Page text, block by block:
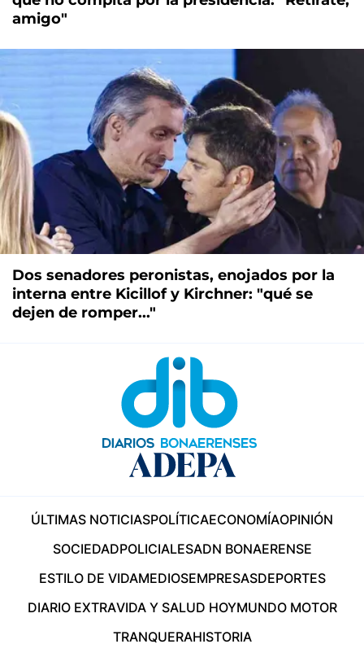
amigo"
Dos senadores peronistas, enojados por la
interna entre Kicillof y Kirchner: "qué se
dejen de romper..."
ÚLTIMAS NOTICIASPOLÍTICAECONOMÍAOPINIÓN
SOCIEDADPOLICIALESADN BONAERENSE
ESTILO DE VIDAMEDIOSEMPRESASDEPORTES
DIARIO EXTRAVIDA Y SALUD HOYMUNDO MOTOR
TRANQUERAHISTORIA